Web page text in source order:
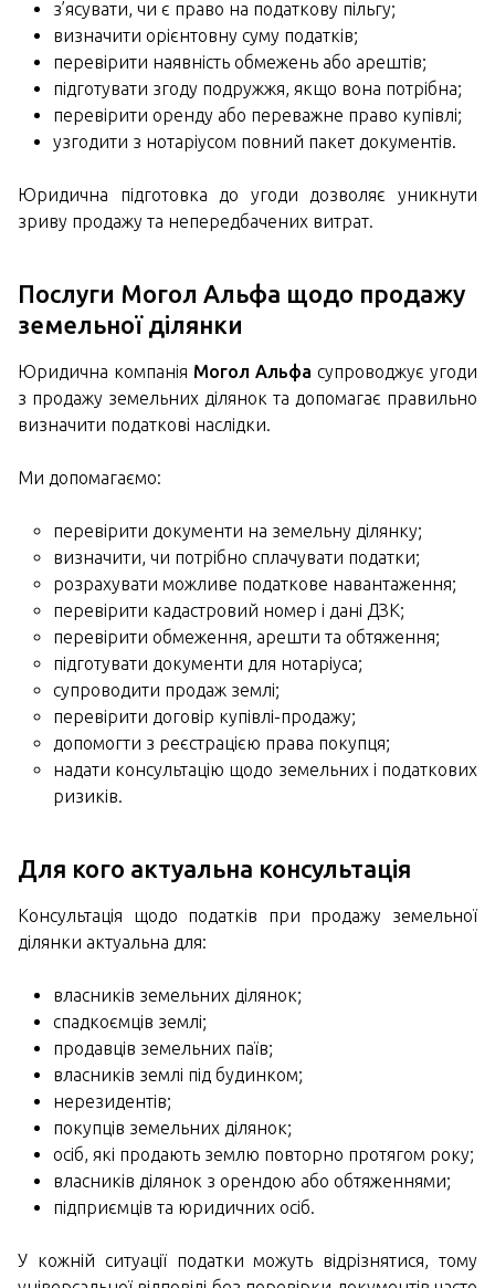
з’ясувати, чи є право на податкову пільгу;
визначити орієнтовну суму податків;
перевірити наявність обмежень або арештів;
підготувати згоду подружжя, якщо вона потрібна;
перевірити оренду або переважне право купівлі;
узгодити з нотаріусом повний пакет документів.
Юридична підготовка до угоди дозволяє уникнути
зриву продажу та непередбачених витрат.
Послуги Могол Альфа щодо продажу
земельної ділянки
Юридична компанія Могол Альфа супроводжує угоди
з продажу земельних ділянок та допомагає правильно
визначити податкові наслідки.
Ми допомагаємо:
перевірити документи на земельну ділянку;
визначити, чи потрібно сплачувати податки;
розрахувати можливе податкове навантаження;
перевірити кадастровий номер і дані ДЗК;
перевірити обмеження, арешти та обтяження;
підготувати документи для нотаріуса;
супроводити продаж землі;
перевірити договір купівлі-продажу;
допомогти з реєстрацією права покупця;
надати консультацію щодо земельних і податкових
ризиків.
Для кого актуальна консультація
Консультація щодо податків при продажу земельної
ділянки актуальна для:
власників земельних ділянок;
спадкоємців землі;
продавців земельних паїв;
власників землі під будинком;
нерезидентів;
покупців земельних ділянок;
осіб, які продають землю повторно протягом року;
власників ділянок з орендою або обтяженнями;
підприємців та юридичних осіб.
У кожній ситуації податки можуть відрізнятися, тому